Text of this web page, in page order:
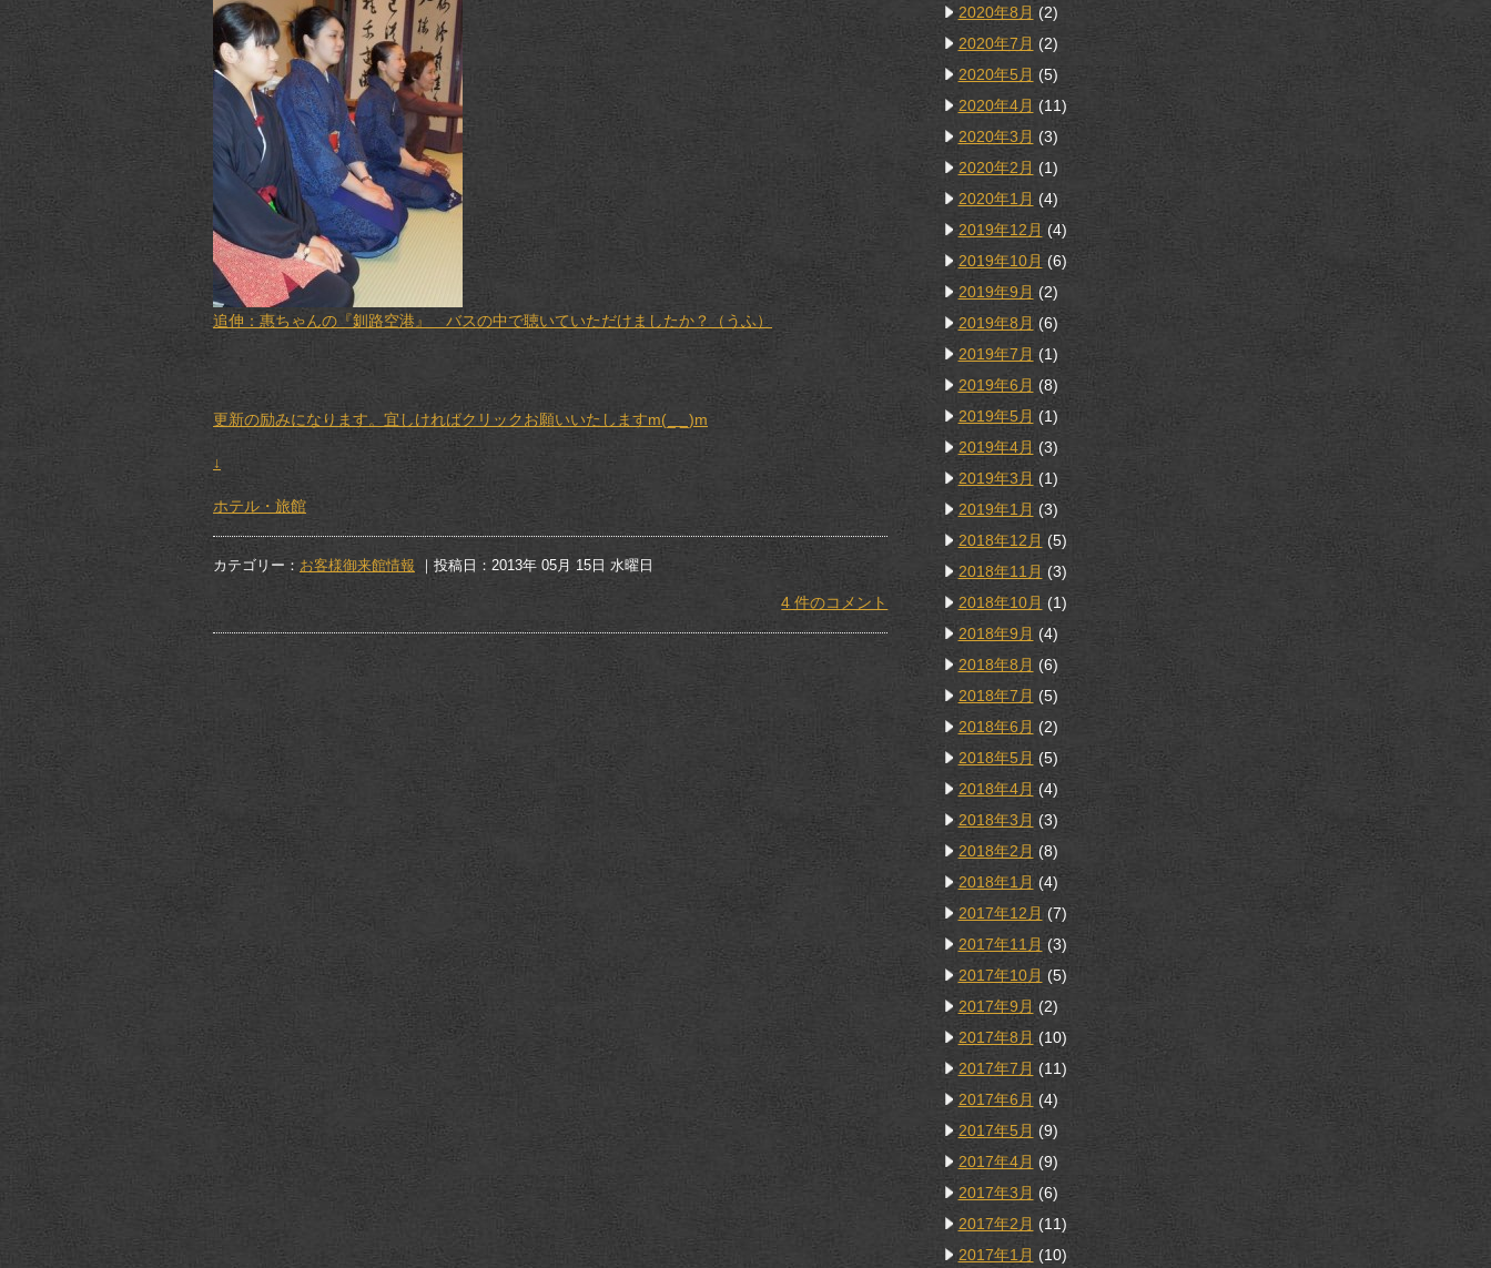
追伸：惠ちゃんの『釧路空港』 バスの中で聴いていただけましたか？（うふ）
更新の励みになります。宜しければクリックお願いいたしますm(_ _)m
↓
ホテル・旅館
カテゴリー： お客様御来館情報 ｜投稿日：2013年 05月 15日 水曜日
4 件のコメント
2020年8月 (2)
2020年7月 (2)
2020年5月 (5)
2020年4月 (11)
2020年3月 (3)
2020年2月 (1)
2020年1月 (4)
2019年12月 (4)
2019年10月 (6)
2019年9月 (2)
2019年8月 (6)
2019年7月 (1)
2019年6月 (8)
2019年5月 (1)
2019年4月 (3)
2019年3月 (1)
2019年1月 (3)
2018年12月 (5)
2018年11月 (3)
2018年10月 (1)
2018年9月 (4)
2018年8月 (6)
2018年7月 (5)
2018年6月 (2)
2018年5月 (5)
2018年4月 (4)
2018年3月 (3)
2018年2月 (8)
2018年1月 (4)
2017年12月 (7)
2017年11月 (3)
2017年10月 (5)
2017年9月 (2)
2017年8月 (10)
2017年7月 (11)
2017年6月 (4)
2017年5月 (9)
2017年4月 (9)
2017年3月 (6)
2017年2月 (11)
2017年1月 (10)